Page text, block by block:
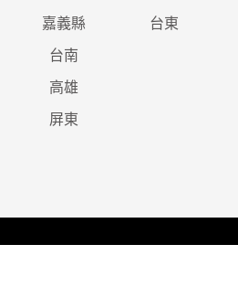
嘉義縣 台東
台南
高雄
屏東